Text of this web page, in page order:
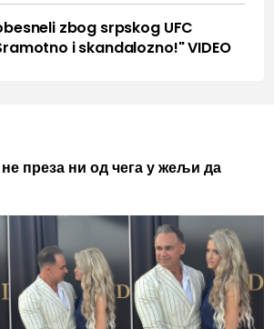
zbog srpskog UFC
i skandalozno!" VIDEO
преза ни од чега у жељи да